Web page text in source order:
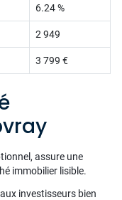
6.24 %
2 949
3 799 €
assure une
immobilier lisible.
investisseurs bien